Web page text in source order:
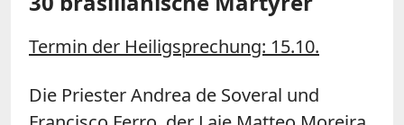
Termin der Heiligsprechung: 15.10.
Die Priester Andrea de Soveral und